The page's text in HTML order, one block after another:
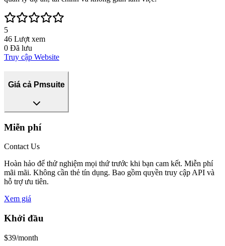
5
46 Lượt xem
0 Đã lưu
Truy cập Website
Giá cả Pmsuite
Miễn phí
Contact Us
Hoàn hảo để thử nghiệm mọi thứ trước khi bạn cam kết. Miễn phí
mãi mãi. Không cần thẻ tín dụng. Bao gồm quyền truy cập API và
hỗ trợ ưu tiên.
Xem giá
Khởi đầu
$39/month